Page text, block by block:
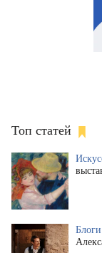
Топ статей